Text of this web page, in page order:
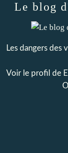
Le blog
Les dangers des
Voir le profil de